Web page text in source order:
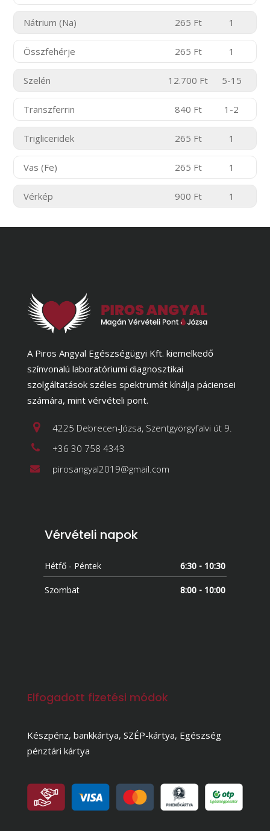
Nátrium (Na) 265 Ft 1
Összfehérje 265 Ft 1
Szelén 12.700 Ft 5-15
Transzferrin 840 Ft 1-2
Trigliceridek 265 Ft 1
Vas (Fe) 265 Ft 1
Vérkép 900 Ft 1
A Piros Angyal Egészségügyi Kft. kiemelkedő
színvonalú laboratóriumi diagnosztikai
szolgáltatások széles spektrumát kínálja páciensei
számára, mint vérvételi pont.
4225 Debrecen-Józsa, Szentgyörgyfalvi út 9.
+36 30 758 4343
pirosangyal2019@gmail.com
Vérvételi napok
Hétfő - Péntek 6:30 - 10:30
Szombat 8:00 - 10:00
Elfogadott fizetési módok
Készpénz, bankkártya, SZÉP-kártya, Egészség
pénztári kártya